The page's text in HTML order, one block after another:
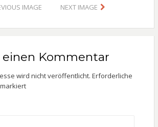
IMAGE NEXT IMAGE
einen Kommentar
wird nicht veröffentlicht. Erforderliche